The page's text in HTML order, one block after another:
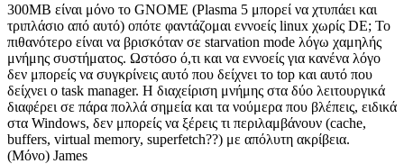
300MB είναι μόνο το GNOME (Plasma 5 μπορεί να χτυπάει και
τριπλάσιο από αυτό) οπότε φαντάζομαι εννοείς linux χωρίς DE; Το
πιθανότερο είναι να βρισκόταν σε starvation mode λόγω χαμηλής
μνήμης συστήματος. Ωστόσο ό,τι και να εννοείς για κανένα λόγο
δεν μπορείς να συγκρίνεις αυτό που δείχνει το top και αυτό που
δείχνει ο task manager. Η διαχείριση μνήμης στα δύο λειτουργικά
διαφέρει σε πάρα πολλά σημεία και τα νούμερα που βλέπεις, ειδικά
στα Windows, δεν μπορείς να ξέρεις τι περιλαμβάνουν (cache,
buffers, virtual memory, superfetch??) με απόλυτη ακρίβεια.
(Μόνο) James